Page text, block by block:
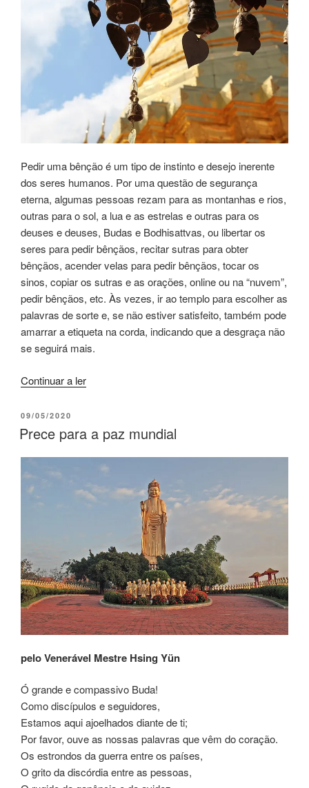
Pedir uma bênção é um tipo de instinto e desejo inerente
dos seres humanos. Por uma questão de segurança
eterna, algumas pessoas rezam para as montanhas e rios,
outras para o sol, a lua e as estrelas e outras para os
deuses e deuses, Budas e Bodhisattvas, ou libertar os
seres para pedir bênçãos, recitar sutras para obter
bênçãos, acender velas para pedir bênçãos, tocar os
sinos, copiar os sutras e as orações, online ou na “nuvem”,
pedir bênçãos, etc. Às vezes, ir ao templo para escolher as
palavras de sorte e, se não estiver satisfeito, também pode
amarrar a etiqueta na corda, indicando que a desgraça não
se seguirá mais.
Continuar a ler
09/05/2020
Prece para a paz mundial
pelo Venerável Mestre Hsing Yün
Ó grande e compassivo Buda!
Como discípulos e seguidores,
Estamos aqui ajoelhados diante de ti;
Por favor, ouve as nossas palavras que vêm do coração.
Os estrondos da guerra entre os países,
O grito da discórdia entre as pessoas,